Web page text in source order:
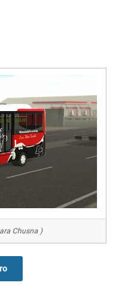
Chusna )